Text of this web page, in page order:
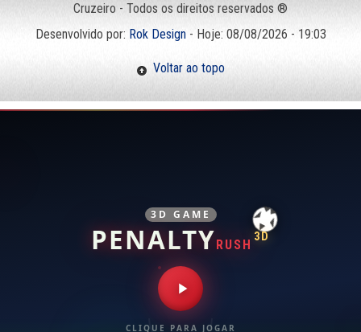
Cruzeiro - Todos os direitos reservados ®
Desenvolvido por: Rok Design- Hoje: 08/08/2026 - 19:03
Voltar ao topo
3D GAME
PENALTYRUSH
3D
CLIQUE PARA JOGAR